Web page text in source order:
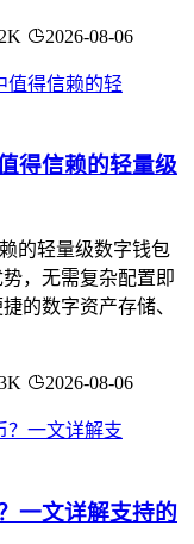
2026-08-06
得信赖的轻量级
的轻量级数字钱包
，无需复杂配置即
的数字资产存储、
2026-08-06
一文详解支持的